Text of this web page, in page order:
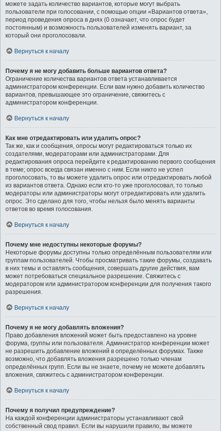
можете задать количество вариантов, которые могут выбрать
пользователи при голосовании, с помощью опции «Вариантов ответа»,
период проведения опроса в днях (0 означает, что опрос будет
постоянным) и возможность пользователей изменять вариант, за
который они проголосовали.
Вернуться к началу
Почему я не могу добавить больше вариантов ответа?
Ограничение количества вариантов ответа устанавливается
администратором конференции. Если вам нужно добавить количество
вариантов, превышающее это ограничение, свяжитесь с
администратором конференции.
Вернуться к началу
Как мне отредактировать или удалить опрос?
Так же, как и сообщения, опросы могут редактироваться только их
создателями, модераторами или администраторами. Для
редактирования опроса перейдите к редактированию первого сообщения
в теме; опрос всегда связан именно с ним. Если никто не успел
проголосовать, то вы можете удалить опрос или отредактировать любой
из вариантов ответа. Однако если кто-то уже проголосовал, то только
модераторы или администраторы могут отредактировать или удалить
опрос. Это сделано для того, чтобы нельзя было менять варианты
ответов во время голосования.
Вернуться к началу
Почему мне недоступны некоторые форумы?
Некоторые форумы доступны только определённым пользователям или
группам пользователей. Чтобы просматривать такие форумы, создавать
в них темы и оставлять сообщения, совершать другие действия, вам
может потребоваться специальное разрешение. Свяжитесь с
модератором или администратором конференции для получения такого
разрешения.
Вернуться к началу
Почему я не могу добавлять вложения?
Право добавления вложений может быть предоставлено на уровне
форума, группы или пользователя. Администратор конференции может
не разрешить добавление вложений в определённых форумах. Также
возможно, что добавлять вложения разрешено только членам
определённых групп. Если вы не знаете, почему не можете добавлять
вложения, свяжитесь с администратором конференции.
Вернуться к началу
Почему я получил предупреждение?
На каждой конференции администраторы устанавливают свой
собственный свод правил. Если вы нарушили правило, вы можете